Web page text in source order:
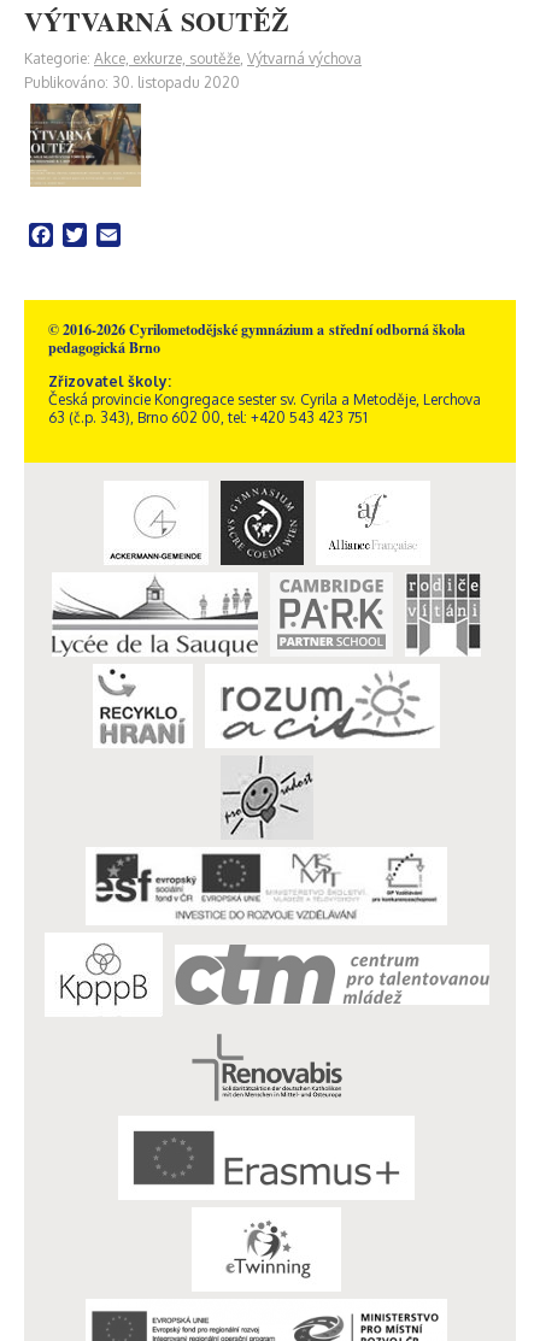
VÝTVARNÁ SOUTĚŽ
Kategorie: Akce, exkurze, soutěže, Výtvarná výchova
Publikováno: 30. listopadu 2020
Facebook
Twitter
© 2016-2026 Cyrilometodějské gymnázium a střední odborná škola
pedagogická Brno
Zřizovatel školy:
Česká provincie Kongregace sester sv. Cyrila a Metoděje, Lerchova
63 (č.p. 343), Brno 602 00, tel: +420 543 423 751